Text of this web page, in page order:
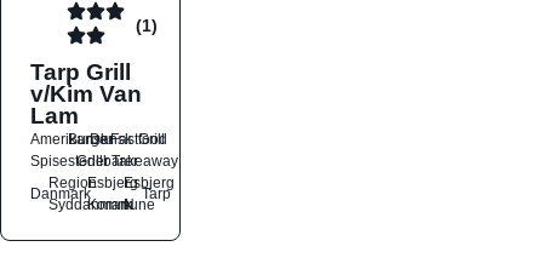
(1)
Tarp Grill
v/Kim Van
Lam
Amerikansk
BurgerDanskFastfood
Grill
SpisestederGrillbarerTakeaway
Danmark
Region
Syddanmark
Esbjerg
Kommune
Esbjerg
N
Tarp